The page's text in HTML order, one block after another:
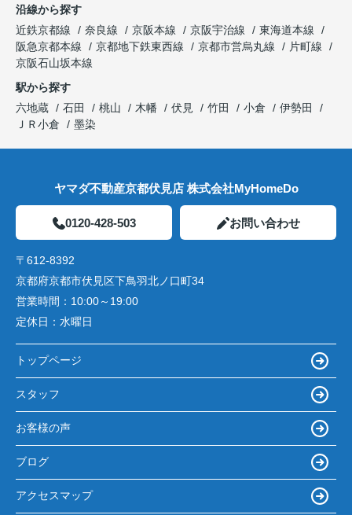
沿線から探す
近鉄京都線
奈良線 京阪本線 京阪宇治線
東海道本線
阪急京都本線
京都地下鉄東西線 京都市営烏丸線
片町線
京阪石山坂本線
駅から探す
六地蔵
石田 桃山 木幡 伏見 竹田 小倉
伊勢田
ＪＲ小倉
墨染
ヤマダ不動産京都伏見店 株式会社MyHomeDo
0120-428-503 お問い合わせ
〒612-8392
京都府京都市伏見区下鳥羽北ノ口町34
営業時間： 10:00～19:00
定休日： 水曜日
トップページ
スタッフ
お客様の声
ブログ
アクセスマップ